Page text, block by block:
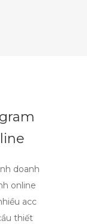
doanh
online
acc
thiết